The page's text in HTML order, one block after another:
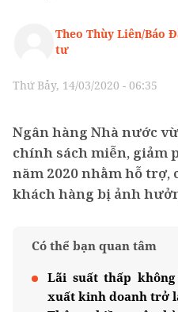
Theo Thùy Liên/Báo
tư
Thứ Bảy, 14/03/2020 - 06:35
Ngân hàng Nhà nước
chính sách miễn, giảm
năm 2020 nhằm hỗ trợ,
khách hàng bị ảnh
Có thể bạn quan tâm
Lãi suất thấp
xuất kinh doanh trở